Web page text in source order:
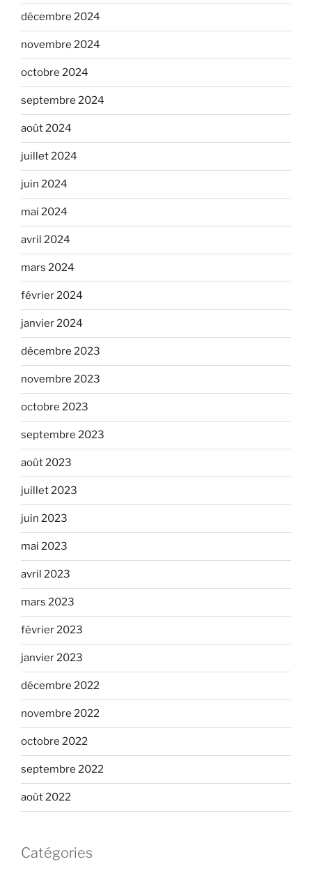
décembre 2024
novembre 2024
octobre 2024
septembre 2024
août 2024
juillet 2024
juin 2024
mai 2024
avril 2024
mars 2024
février 2024
janvier 2024
décembre 2023
novembre 2023
octobre 2023
septembre 2023
août 2023
juillet 2023
juin 2023
mai 2023
avril 2023
mars 2023
février 2023
janvier 2023
décembre 2022
novembre 2022
octobre 2022
septembre 2022
août 2022
Catégories